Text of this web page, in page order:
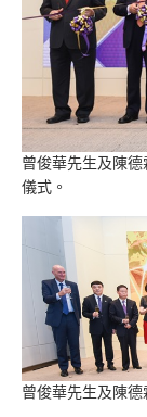
曾俊華先生及陳
儀式。
曾俊華先生及陳德